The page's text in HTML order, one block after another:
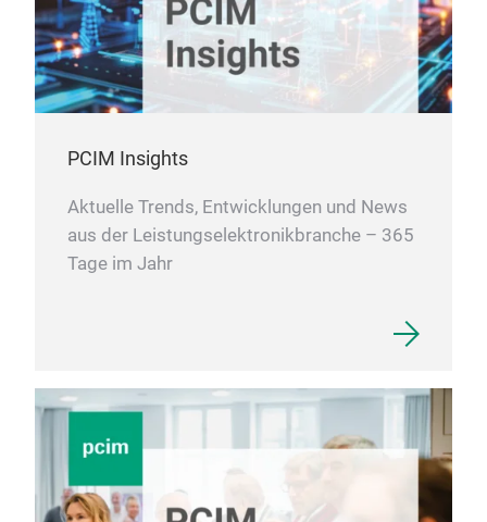
PCIM Insights
Aktuelle Trends, Entwicklungen und News
aus der Leistungselektronikbranche – 365
Tage im Jahr